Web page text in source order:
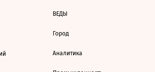
ВЕДЫ
Город
Аналитика